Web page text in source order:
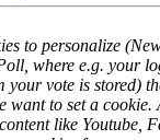
to personalize
where e.g. your
your vote is stored)
want to set a
like Youtube,